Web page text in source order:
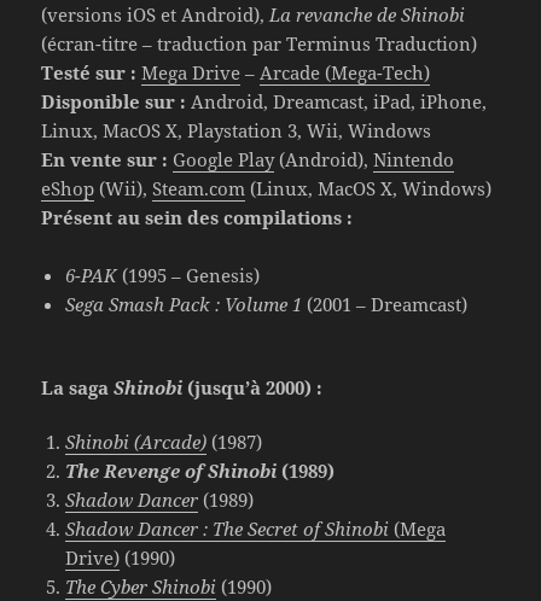
(versions iOS et Android),La revanche de Shinobi
(écran-titre – traduction par Terminus Traduction)
Testé sur : Mega Drive –Arcade (Mega-Tech)
Disponible sur : Android, Dreamcast, iPad, iPhone,
Linux, MacOS X, Playstation 3, Wii, Windows
En vente sur : Google Play(Android),Nintendo
eShop (Wii),Steam.com (Linux, MacOS X, Windows)
Présent au sein des compilations :
6-PAK(1995 – Genesis)
Sega Smash Pack : Volume 1 (2001 – Dreamcast)
La sagaShinobi (jusqu’à 2000) :
Shinobi (Arcade) (1987)
The Revenge of Shinobi (1989)
Shadow Dancer (1989)
Shadow Dancer : The Secret of Shinobi (Mega
Drive) (1990)
The Cyber Shinobi (1990)